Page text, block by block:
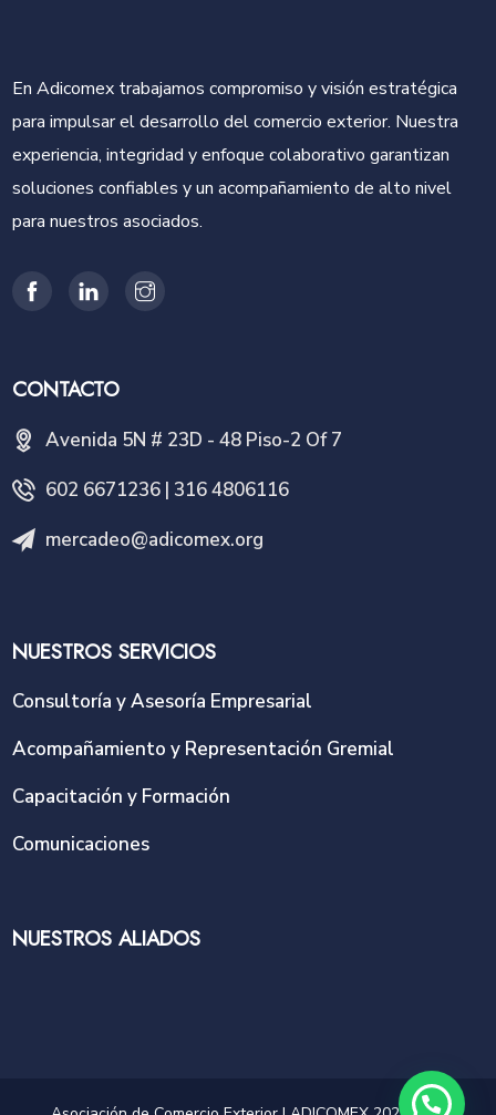
En Adicomex trabajamos compromiso y visión estratégica
para impulsar el desarrollo del comercio exterior. Nuestra
experiencia, integridad y enfoque colaborativo garantizan
soluciones confiables y un acompañamiento de alto nivel
para nuestros asociados.
CONTACTO
Avenida 5N # 23D - 48 Piso-2 Of 7
602 6671236 | 316 4806116
mercadeo@adicomex.org
NUESTROS SERVICIOS
Consultoría y Asesoría Empresarial
Acompañamiento y Representación Gremial
Capacitación y Formación
Comunicaciones
NUESTROS ALIADOS